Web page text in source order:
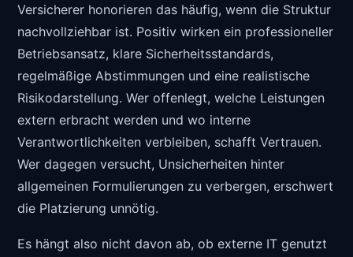
Versicherer honorieren das häufig, wenn die Struktur
nachvollziehbar ist. Positiv wirken ein professioneller
Betriebsansatz, klare Sicherheitsstandards,
regelmäßige Abstimmungen und eine realistische
Risikodarstellung. Wer offenlegt, welche Leistungen
extern erbracht werden und wo interne
Verantwortlichkeiten verbleiben, schafft Vertrauen.
Wer dagegen versucht, Unsicherheiten hinter
allgemeinen Formulierungen zu verbergen, erschwert
die Platzierung unnötig.
Es hängt also nicht davon ab, ob externe IT genutzt